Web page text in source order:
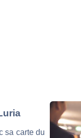
sa carte du